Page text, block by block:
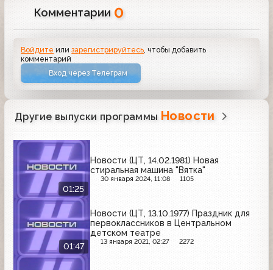
Комментарии 0
Войдите илизарегистрируйтесь , чтобы добавить
комментарий
Вход через Телеграм
Другие выпуски программы Новости
01:25
Новости (ЦТ, 14.02.1981) Новая
стиральная машина "Вятка"
30 января 2024, 11:08 1105
01:47
Новости (ЦТ, 13.10.1977) Праздник для
первоклассников в Центральном
детском театре
13 января 2021, 02:27 2272